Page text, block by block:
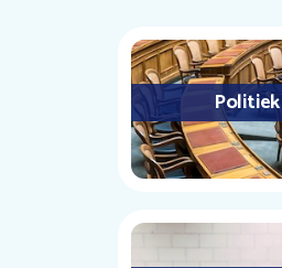
Politiek